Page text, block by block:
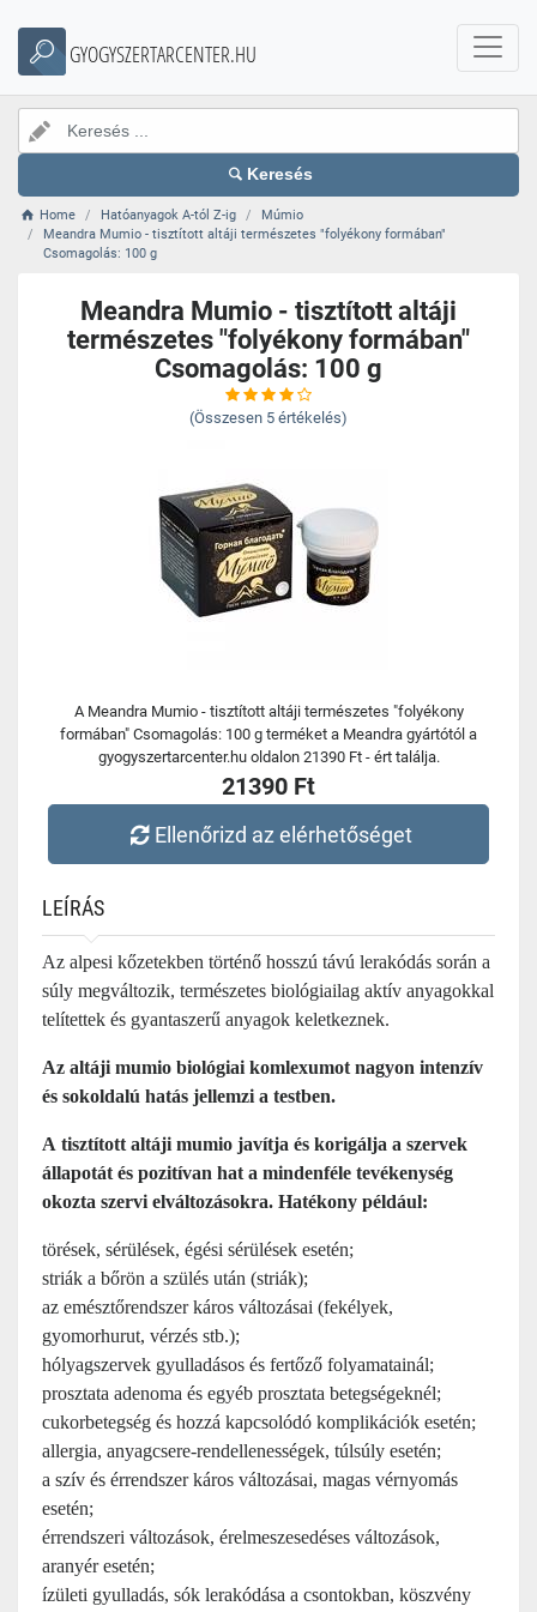
GYOGYSZERTARCENTER.HU
Keresés
Home Hatóanyagok A-tól Z-ig
Múmio
Meandra Mumio - tisztított altáji természetes "folyékony formában"
Csomagolás: 100 g
Meandra Mumio - tisztított altáji
természetes "folyékony formában"
Csomagolás: 100 g
(Összesen 5 értékelés)
A Meandra Mumio - tisztított altáji természetes "folyékony
formában" Csomagolás: 100 g terméket a Meandra gyártótól a
gyogyszertarcenter.hu oldalon 21390 Ft - ért találja.
21390 Ft
Ellenőrizd az elérhetőséget
LEÍRÁS
Az alpesi kőzetekben történő hosszú távú lerakódás során a
súly megváltozik, természetes biológiailag aktív anyagokkal
telítettek és gyantaszerű anyagok keletkeznek.
Az altáji mumio biológiai komlexumot nagyon intenzív
és sokoldalú hatás jellemzi a testben.
A tisztított altáji mumio javítja és korigálja a szervek
állapotát és pozitívan hat a mindenféle tevékenység
okozta szervi elváltozásokra. Hatékony például:
törések, sérülések, égési sérülések esetén;
striák a bőrön a szülés után (striák);
az emésztőrendszer káros változásai (fekélyek,
gyomorhurut, vérzés stb.);
hólyagszervek gyulladásos és fertőző folyamatainál;
prosztata adenoma és egyéb prosztata betegségeknél;
cukorbetegség és hozzá kapcsolódó komplikációk esetén;
allergia, anyagcsere-rendellenességek, túlsúly esetén;
a szív és érrendszer káros változásai, magas vérnyomás
esetén;
érrendszeri változások, érelmeszesedéses változások,
aranyér esetén;
ízületi gyulladás, sók lerakódása a csontokban, köszvény